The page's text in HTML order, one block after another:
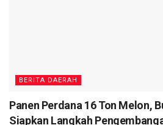
BERITA DAERAH
Panen Perdana 16 Ton Melon,
Siapkan Langkah